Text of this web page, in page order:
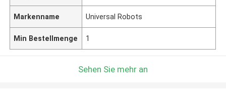
Markenname Universal Robots
Min Bestellmenge 1
Sehen Sie mehr an